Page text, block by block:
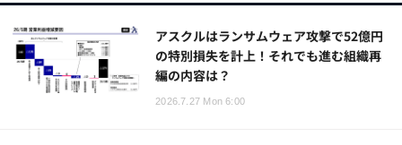
アスクルはランサムウェア攻撃で52億円
の特別損失を計上！それでも進む組織再
編の内容は？
2026.7.27 Mon 6:00